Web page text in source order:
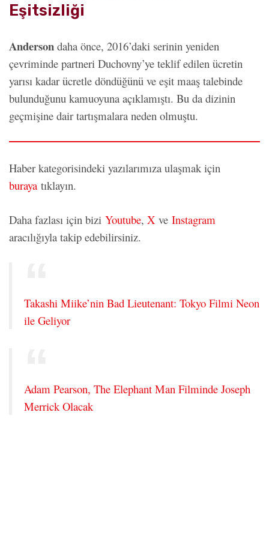
Eşitsizliği
Anderson daha önce, 2016’daki serinin yeniden
çevriminde partneri Duchovny’ye teklif edilen ücretin
yarısı kadar ücretle döndüğünü ve eşit maaş talebinde
bulunduğunu kamuoyuna açıklamıştı. Bu da dizinin
geçmişine dair tartışmalara neden olmuştu.
Haber kategorisindeki yazılarımıza ulaşmak için
buraya tıklayın.
Daha fazlası için bizi Youtube, X ve Instagram
aracılığıyla takip edebilirsiniz.
Takashi Miike’nin Bad Lieutenant: Tokyo Filmi Neon
ile Geliyor
Adam Pearson, The Elephant Man Filminde Joseph
Merrick Olacak